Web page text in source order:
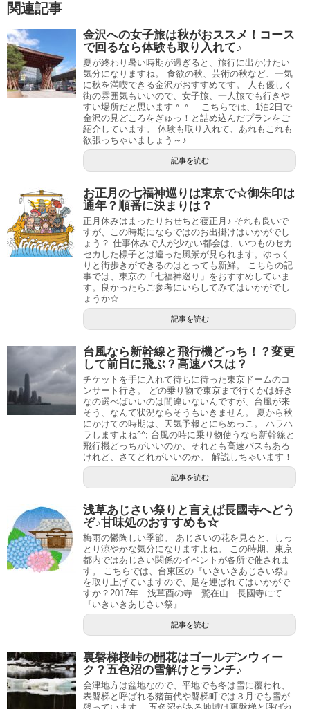
関連記事
金沢への女子旅は秋がおススメ！コース
で回るなら体験も取り入れて♪
夏が終わり暑い時期が過ぎると、旅行に出かけたい
気分になりますね。 食欲の秋、芸術の秋など、一気
に秋を満喫できる金沢がおすすめです。 人も優しく
街の雰囲気もいいので、女子旅、一人旅でも行きや
すい場所だと思います＾＾ こちらでは、1泊2日で
金沢の見どころをぎゅっ！と詰め込んだプランをご
紹介しています。 体験も取り入れて、あれもこれも
欲張っちゃいましょう～♪
記事を読む
お正月の七福神巡りは東京で☆御朱印は
通年？順番に決まりは？
正月休みはまったりおせちと寝正月♪ それも良いで
すが、この時期にならではのお出掛けはいかがでし
ょう？ 仕事休みで人が少ない都会は、いつものセカ
セカした様子とは違った風景が見られます。ゆっく
りと街歩きができるのはとっても新鮮。 こちらの記
事では、東京の「七福神巡り」をおすすめしていま
す。良かったらご参考にいらしてみてはいかがでし
ょうか☆
記事を読む
台風なら新幹線と飛行機どっち！？変更
して前日に飛ぶ？高速バスは？
チケットを手に入れて待ちに待った東京ドームのコ
ンサート行き。 どの乗り物で東京まで行くかは好き
なの選べばいいのは間違いないんですが、台風が来
そう、なんて状況ならそうもいきません。 夏から秋
にかけての時期は、天気予報とにらめっこ。 ハラハ
ラしますよね^^; 台風の時に乗り物使うなら新幹線と
飛行機どっちがいいのか、それとも高速バスもある
けれど、さてどれがいいのか。 解説しちゃいます！
記事を読む
浅草あじさい祭りと言えば長國寺へどう
ぞ♪甘味処のおすすめも☆
梅雨の鬱陶しい季節。 あじさいの花を見ると、しっ
とり涼やかな気分になりますよね。 この時期、東京
都内ではあじさい関係のイベントが各所で催されま
す。 こちらでは、台東区の『いきいきあじさい祭』
を取り上げていますので、足を運ばれてはいかがで
すか？2017年 浅草酉の寺 鷲在山 長國寺にて
『いきいきあじさい祭』
記事を読む
裏磐梯桜峠の開花はゴールデンウィー
ク？五色沼の雪解けとランチ♪
会津地方は盆地なので、平地でも冬は雪に覆われ、
表磐梯と呼ばれる猪苗代や磐梯町では３月でも雪が